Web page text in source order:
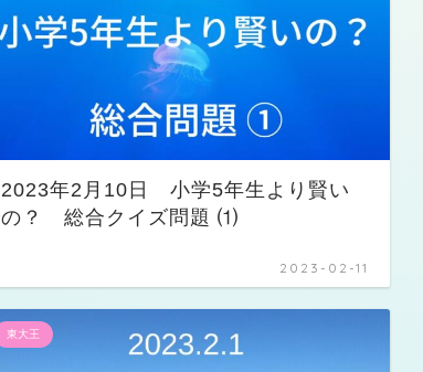
2023年2月10日 小学5年生より賢い
の？ 総合クイズ問題 ⑴
2023-02-11
東大王